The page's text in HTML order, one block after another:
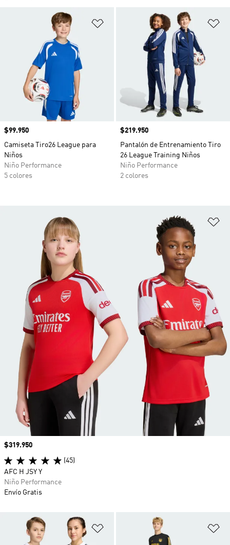
Añadir a la lista de deseos
Precio
$99.950
Camiseta Tiro26 League para
Niños
Niño Performance
5 colores
Precio
$219.950
Pantalón de Entrenamiento Tiro
26 League Training Niños
Niño Performance
2 colores
Añadir a la lista de deseos
Precio
$319.950
(45)
AFC H JSY Y
Niño Performance
Envío Gratis